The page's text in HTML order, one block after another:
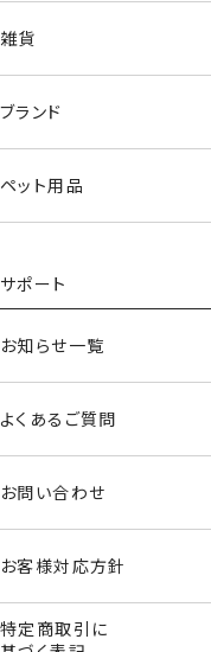
雑貨
ブランド
ペット用品
サポート
お知らせ一覧
よくあるご質問
お問い合わせ
お客様対応方針
特定商取引に